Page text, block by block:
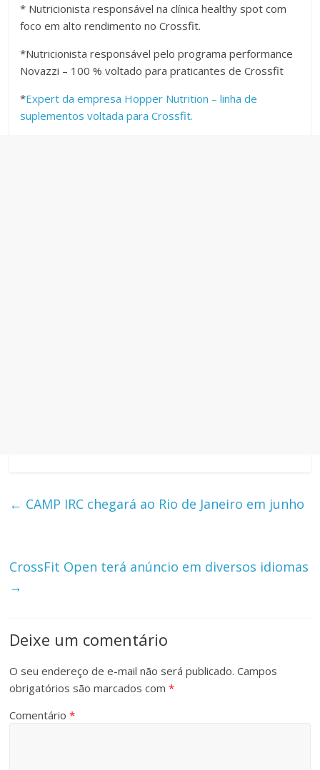
* Nutricionista responsável na clínica healthy spot com
foco em alto rendimento no Crossfit.
*Nutricionista responsável pelo programa performance
Novazzi – 100 % voltado para praticantes de Crossfit
*Expert da empresa Hopper Nutrition – linha de
suplementos voltada para Crossfit.
← CAMP IRC chegará ao Rio de Janeiro em junho
CrossFit Open terá anúncio em diversos idiomas
→
Deixe um comentário
O seu endereço de e-mail não será publicado. Campos
obrigatórios são marcados com*
Comentário*